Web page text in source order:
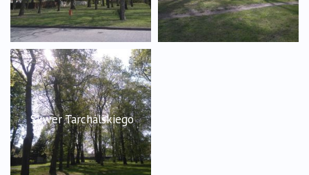
Skwer Tarchalskiego